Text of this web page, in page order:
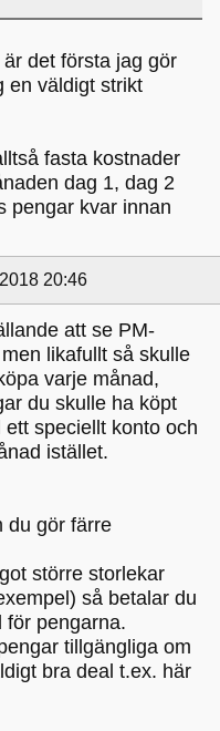
det första jag gör
en väldigt strikt
fasta kostnader
dag 1, dag 2
pengar kvar innan
20:46
att se PM-
likafullt så skulle
varje månad,
du skulle ha köpt
speciellt konto och
istället.
du gör färre
större storlekar
så betalar du
för pengarna.
tillgängliga om
bra deal t.ex. här